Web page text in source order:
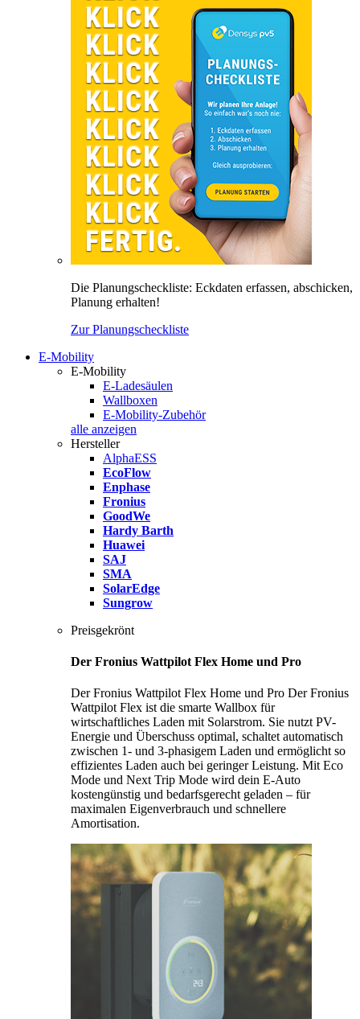
Die Planungscheckliste: Eckdaten erfassen, abschicken,
Planung erhalten!
Zur Planungscheckliste
E-Mobility
E-Mobility
E-Ladesäulen
Wallboxen
E-Mobility-Zubehör
alle anzeigen
Hersteller
AlphaESS
EcoFlow
Enphase
Fronius
GoodWe
Hardy Barth
Huawei
SAJ
SMA
SolarEdge
Sungrow
Preisgekrönt
Der Fronius Wattpilot Flex Home und Pro
Der Fronius Wattpilot Flex Home und Pro Der Fronius
Wattpilot Flex ist die smarte Wallbox für
wirtschaftliches Laden mit Solarstrom. Sie nutzt PV-
Energie und Überschuss optimal, schaltet automatisch
zwischen 1- und 3-phasigem Laden und ermöglicht so
effizientes Laden auch bei geringer Leistung. Mit Eco
Mode und Next Trip Mode wird dein E-Auto
kostengünstig und bedarfsgerecht geladen – für
maximalen Eigenverbrauch und schnellere
Amortisation.